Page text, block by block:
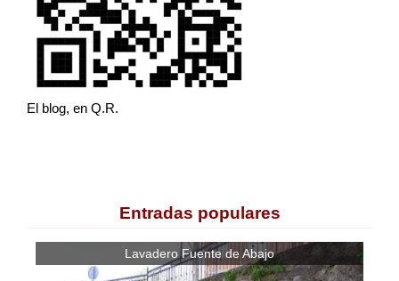
El blog, en Q.R.
Entradas populares
Lavadero Fuente de Abajo